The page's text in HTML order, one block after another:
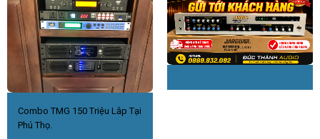
Combo TMG 150 Triệu Lắp Tại
Phú Thọ.